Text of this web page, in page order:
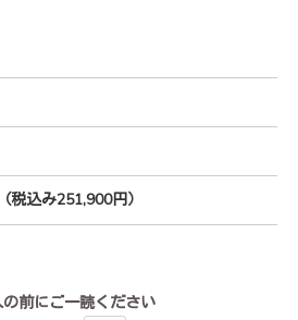
税込み251,900円）
の前にご一読ください